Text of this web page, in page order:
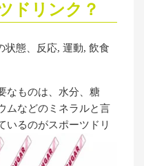
ドリンク？
状態、反応, 運動, 飲食
なものは、水分、糖
ムなどのミネラルと言
いるのがスポーツドリ